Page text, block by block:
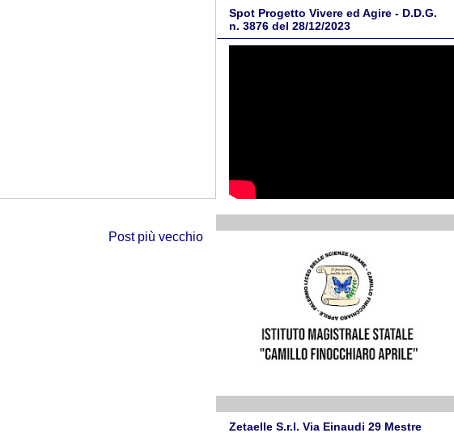
Post più vecchio
Spot Progetto Vivere ed Agire - D.D.G.
n. 3876 del 28/12/2023
Zetaelle S.r.l. Via Einaudi 29 Mestre